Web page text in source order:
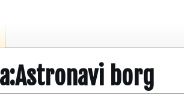
:Astronavi borg